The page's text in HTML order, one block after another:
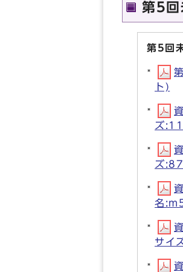
第5回
第5回
ト)
ズ
ズ
名
サイ